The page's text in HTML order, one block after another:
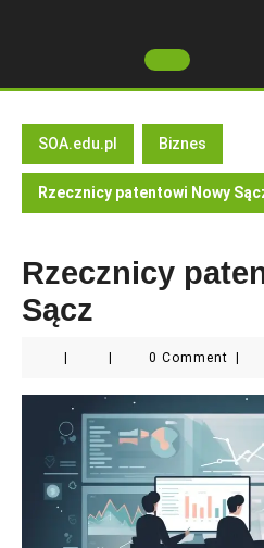
Open
SOA.edu.pl Biznes
Rzecznicy patentowi Nowy
Rzecznicy
Sącz
0 Comment